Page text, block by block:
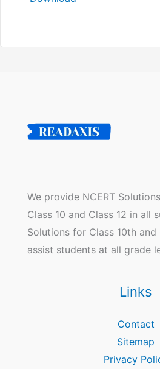
We provide NCERT
Class 10 and Class 12 in all
Solutions for Class 10th and
assist students at all grade
Links
Contact
Sitemap
Privacy